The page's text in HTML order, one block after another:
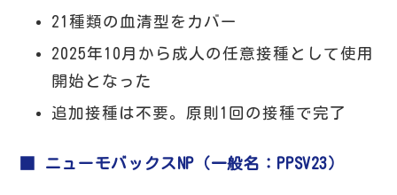
21種類の血清型をカバー
2025年10月から成人の任意接種として使用
開始となった
追加接種は不要。原則1回の接種で完了
■ ニューモバックスNP（一般名：PPSV23）